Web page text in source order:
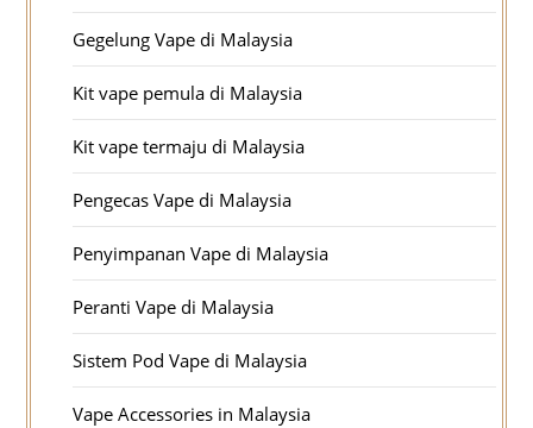
Gegelung Vape di Malaysia
Kit vape pemula di Malaysia
Kit vape termaju di Malaysia
Pengecas Vape di Malaysia
Penyimpanan Vape di Malaysia
Peranti Vape di Malaysia
Sistem Pod Vape di Malaysia
Vape Accessories in Malaysia